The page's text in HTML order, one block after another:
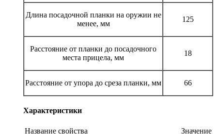
Длина посадочной планки на оружии не
менее, мм
125
Расстояние от планки до посадочного
места прицела, мм
18
Расстояние от упора до среза планки, мм 66
Характеристики
Название свойства Значение